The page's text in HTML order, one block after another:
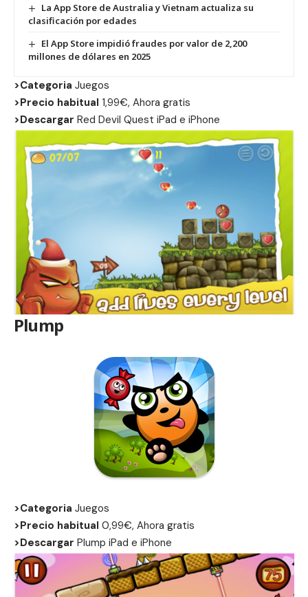
La App Store de Australia y Vietnam actualiza su
clasificación por edades
El App Store impidió fraudes por valor de 2,200
millones de dólares en 2025
>Categoria Juegos
>Precio habitual 1,99€, Ahora gratis
>Descargar Red Devil Quest iPad e iPhone
Plump
>Categoria Juegos
>Precio habitual 0,99€, Ahora gratis
>Descargar Plump iPad e iPhone